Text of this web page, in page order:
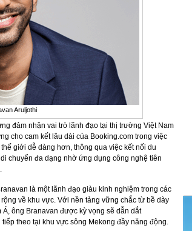
Aruljothi
đảm nhận vai trò lãnh đạo tại thị trường Việt Nam
cho cam kết lâu dài của Booking.com trong việc
giới dễ dàng hơn, thông qua việc kết nối du
chuyển đa dạng nhờ ứng dụng công nghệ tiên
là một lãnh đạo giàu kinh nghiệm trong các
về khu vực. Với nền tảng vững chắc từ bề dày
ông Branavan được kỳ vọng sẽ dẫn dắt
theo tại khu vực sông Mekong đầy năng động.